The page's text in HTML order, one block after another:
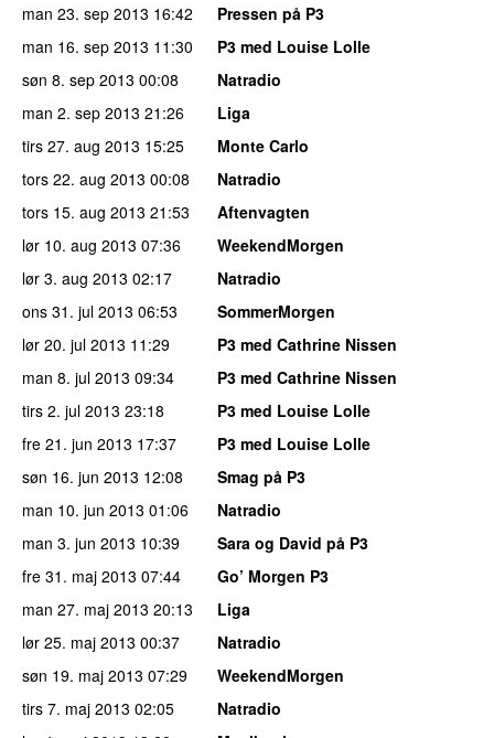
man 23. sep 2013 16:42
Pressen på P3
man 16. sep 2013 11:30
P3 med Louise Lolle
søn 8. sep 2013 00:08
Natradio
man 2. sep 2013 21:26
Liga
tirs 27. aug 2013 15:25
Monte Carlo
tors 22. aug 2013 00:08
Natradio
tors 15. aug 2013 21:53
Aftenvagten
lør 10. aug 2013 07:36
WeekendMorgen
lør 3. aug 2013 02:17
Natradio
ons 31. jul 2013 06:53
SommerMorgen
lør 20. jul 2013 11:29
P3 med Cathrine Nissen
man 8. jul 2013 09:34
P3 med Cathrine Nissen
tirs 2. jul 2013 23:18
P3 med Louise Lolle
fre 21. jun 2013 17:37
P3 med Louise Lolle
søn 16. jun 2013 12:08
Smag på P3
man 10. jun 2013 01:06
Natradio
man 3. jun 2013 10:39
Sara og David på P3
fre 31. maj 2013 07:44
Go’ Morgen P3
man 27. maj 2013 20:13
Liga
lør 25. maj 2013 00:37
Natradio
søn 19. maj 2013 07:29
WeekendMorgen
tirs 7. maj 2013 02:05
Natradio